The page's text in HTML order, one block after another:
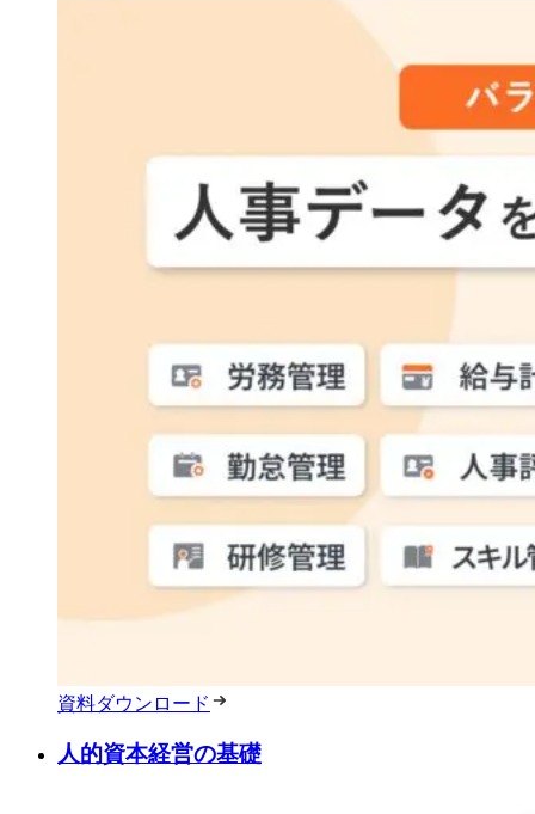
資料ダウンロード
人的資本経営の基礎